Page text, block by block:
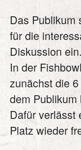
Das Publikum
für die
Diskussion ein.
In der
zunächst die
dem
Dafür verlässt
Platz wieder